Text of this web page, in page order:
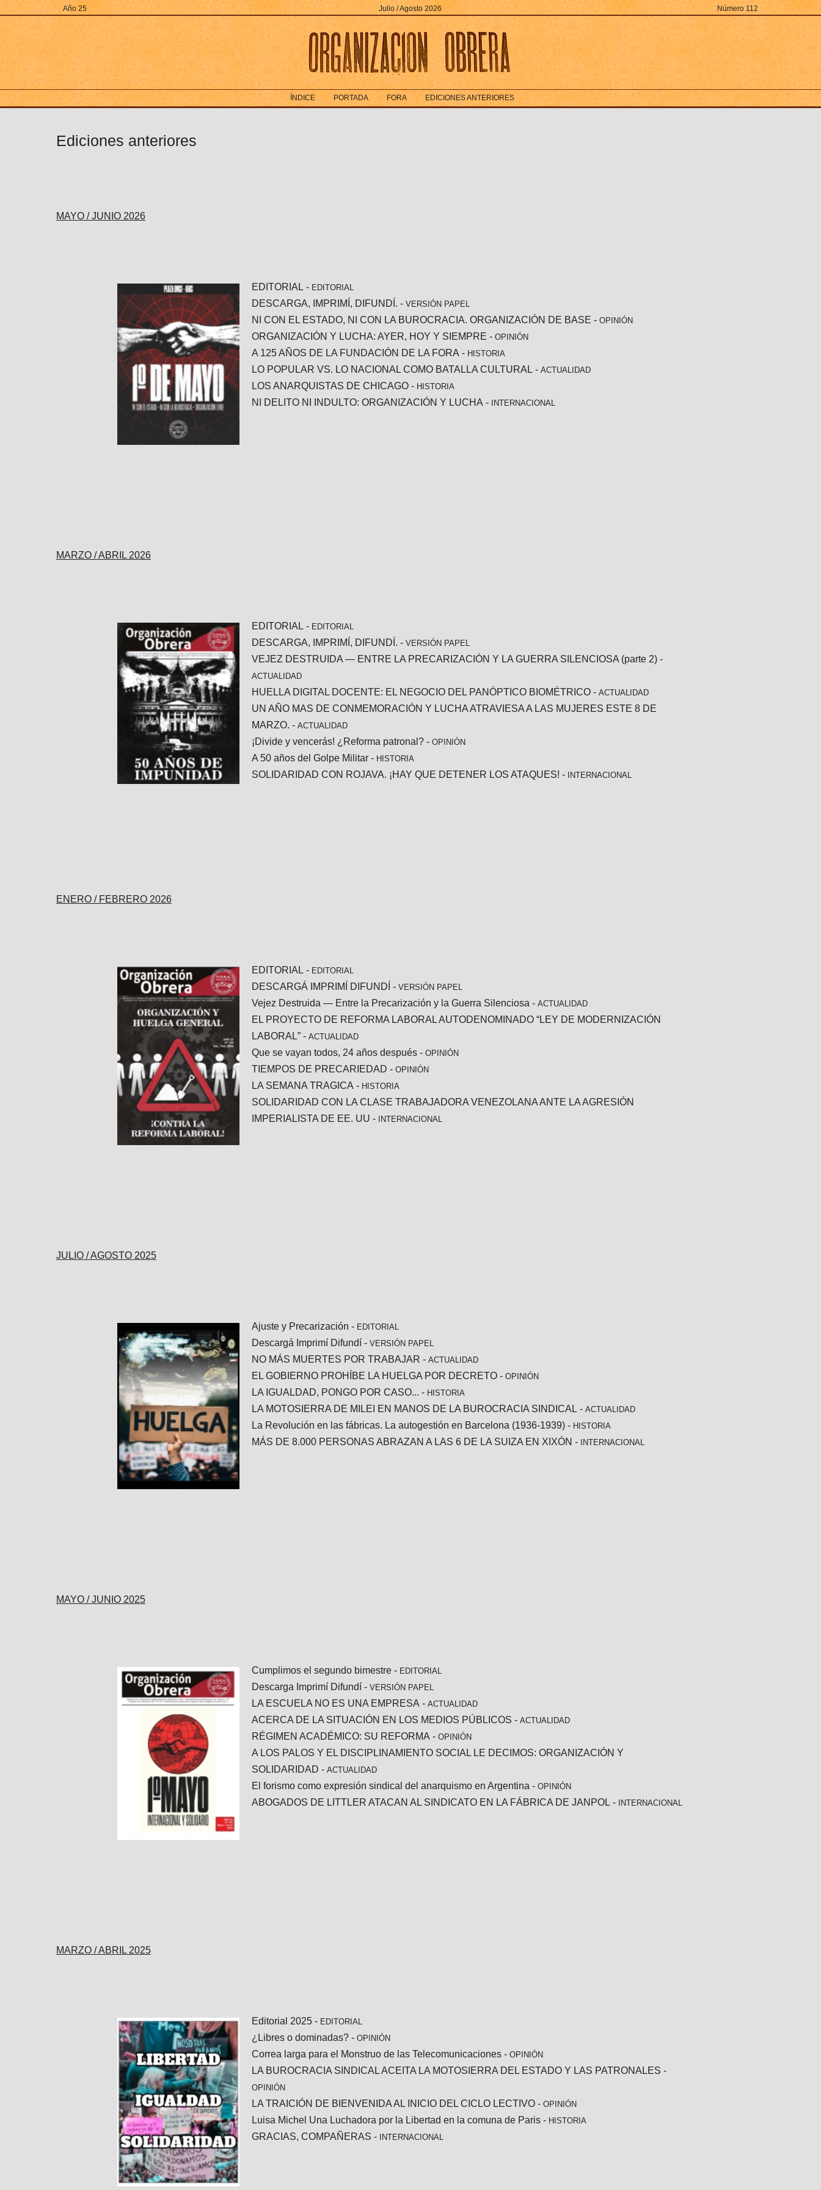
contenido
Año 25 Julio / Agosto 2026 Número 112
ÍNDICE PORTADA FORA EDICIONES ANTERIORES
Ediciones anteriores
MAYO / JUNIO 2026
EDITORIAL - EDITORIAL
DESCARGA, IMPRIMÍ, DIFUNDÍ. - VERSIÓN PAPEL
NI CON EL ESTADO, NI CON LA BUROCRACIA. ORGANIZACIÓN DE BASE - OPINIÓN
ORGANIZACIÓN Y LUCHA: AYER, HOY Y SIEMPRE - OPINIÓN
A 125 AÑOS DE LA FUNDACIÓN DE LA FORA - HISTORIA
LO POPULAR VS. LO NACIONAL COMO BATALLA CULTURAL - ACTUALIDAD
LOS ANARQUISTAS DE CHICAGO - HISTORIA
NI DELITO NI INDULTO: ORGANIZACIÓN Y LUCHA - INTERNACIONAL
MARZO / ABRIL 2026
EDITORIAL - EDITORIAL
DESCARGA, IMPRIMÍ, DIFUNDÍ. - VERSIÓN PAPEL
VEJEZ DESTRUIDA — ENTRE LA PRECARIZACIÓN Y LA GUERRA SILENCIOSA (parte 2) -
ACTUALIDAD
HUELLA DIGITAL DOCENTE: EL NEGOCIO DEL PANÓPTICO BIOMÉTRICO - ACTUALIDAD
UN AÑO MAS DE CONMEMORACIÓN Y LUCHA ATRAVIESA A LAS MUJERES ESTE 8 DE
MARZO. - ACTUALIDAD
¡Divide y vencerás! ¿Reforma patronal? - OPINIÓN
A 50 años del Golpe Militar - HISTORIA
SOLIDARIDAD CON ROJAVA. ¡HAY QUE DETENER LOS ATAQUES! - INTERNACIONAL
ENERO / FEBRERO 2026
EDITORIAL - EDITORIAL
DESCARGÁ IMPRIMÍ DIFUNDÍ - VERSIÓN PAPEL
Vejez Destruida — Entre la Precarización y la Guerra Silenciosa - ACTUALIDAD
EL PROYECTO DE REFORMA LABORAL AUTODENOMINADO “LEY DE MODERNIZACIÓN
LABORAL” - ACTUALIDAD
Que se vayan todos, 24 años después - OPINIÓN
TIEMPOS DE PRECARIEDAD - OPINIÓN
LA SEMANA TRAGICA - HISTORIA
SOLIDARIDAD CON LA CLASE TRABAJADORA VENEZOLANA ANTE LA AGRESIÓN
IMPERIALISTA DE EE. UU - INTERNACIONAL
JULIO / AGOSTO 2025
Ajuste y Precarización - EDITORIAL
Descargá Imprimí Difundí - VERSIÓN PAPEL
NO MÁS MUERTES POR TRABAJAR - ACTUALIDAD
EL GOBIERNO PROHÍBE LA HUELGA POR DECRETO - OPINIÓN
LA IGUALDAD, PONGO POR CASO... - HISTORIA
LA MOTOSIERRA DE MILEI EN MANOS DE LA BUROCRACIA SINDICAL - ACTUALIDAD
La Revolución en las fábricas. La autogestión en Barcelona (1936-1939) - HISTORIA
MÁS DE 8.000 PERSONAS ABRAZAN A LAS 6 DE LA SUIZA EN XIXÓN - INTERNACIONAL
MAYO / JUNIO 2025
Cumplimos el segundo bimestre - EDITORIAL
Descarga Imprimí Difundí - VERSIÓN PAPEL
LA ESCUELA NO ES UNA EMPRESA - ACTUALIDAD
ACERCA DE LA SITUACIÓN EN LOS MEDIOS PÚBLICOS - ACTUALIDAD
RÉGIMEN ACADÉMICO: SU REFORMA - OPINIÓN
A LOS PALOS Y EL DISCIPLINAMIENTO SOCIAL LE DECIMOS: ORGANIZACIÓN Y
SOLIDARIDAD - ACTUALIDAD
El forismo como expresión sindical del anarquismo en Argentina - OPINIÓN
ABOGADOS DE LITTLER ATACAN AL SINDICATO EN LA FÁBRICA DE JANPOL - INTERNACIONAL
MARZO / ABRIL 2025
Editorial 2025 - EDITORIAL
¿Libres o dominadas? - OPINIÓN
Correa larga para el Monstruo de las Telecomunicaciones - OPINIÓN
LA BUROCRACIA SINDICAL ACEITA LA MOTOSIERRA DEL ESTADO Y LAS PATRONALES -
OPINIÓN
LA TRAICIÓN DE BIENVENIDA AL INICIO DEL CICLO LECTIVO - OPINIÓN
Luisa Michel Una Luchadora por la Libertad en la comuna de Paris - HISTORIA
GRACIAS, COMPAÑERAS - INTERNACIONAL